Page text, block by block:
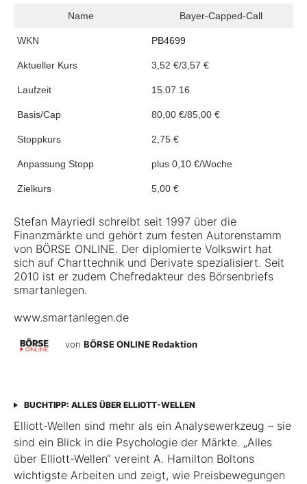
Name Bayer-Capped-Call
WKN PB4699
Aktueller Kurs 3,52 €/3,57 €
Laufzeit 15.07.16
Basis/Cap 80,00 €/85,00 €
Stoppkurs 2,75 €
Anpassung Stopp plus 0,10 €/Woche
Zielkurs 5,00 €
Stefan Mayriedl schreibt seit 1997 über die
Finanzmärkte und gehört zum festen Autorenstamm
von BÖRSE ONLINE. Der diplomierte Volkswirt hat
sich auf Charttechnik und Derivate spezialisiert. Seit
2010 ist er zudem Chefredakteur des Börsenbriefs
smartanlegen.
www.smartanlegen.de
von BÖRSE ONLINE Redaktion
BUCHTIPP: ALLES ÜBER ELLIOTT-WELLEN
Elliott-Wellen sind mehr als ein Analysewerkzeug – sie
sind ein Blick in die Psychologie der Märkte. „Alles
über Elliott-Wellen“ vereint A. Hamilton Boltons
wichtigste Arbeiten und zeigt, wie Preisbewegungen